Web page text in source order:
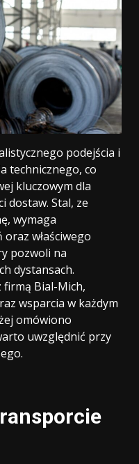
podejścia i
technicznego, co
kluczowym dla
dostaw. Stal, ze
wymaga
właściwego
pozwoli na
dystansach.
firmą Bial-Mich,
wsparcia w każdym
omówiono
uwzględnić przy